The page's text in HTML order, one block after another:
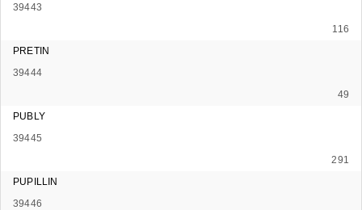
39443
116
PRETIN
39444
49
PUBLY
39445
291
PUPILLIN
39446